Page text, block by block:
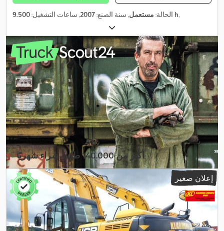
الحالة: مستعمل, سنة الصنع:2007, ساعات التشغيل: 9.500 h,
أكثر من 140.000 طلب شراء شهريًا
اختر باقة التاجر إعلان صغير